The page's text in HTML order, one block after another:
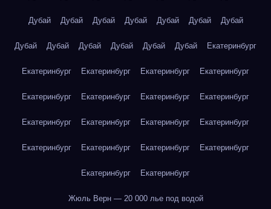
Дубай Дубай Дубай Дубай Дубай Дубай Дубай
Дубай Дубай Дубай Дубай Дубай Дубай Екатеринбург
Екатеринбург Екатеринбург Екатеринбург Екатеринбург
Екатеринбург Екатеринбург Екатеринбург Екатеринбург
Екатеринбург Екатеринбург Екатеринбург Екатеринбург
Екатеринбург Екатеринбург Екатеринбург Екатеринбург
Екатеринбург Екатеринбург
Жюль Верн — 20 000 лье под водой